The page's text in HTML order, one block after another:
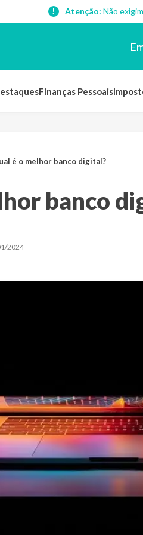
Atenção: Não
Finanças Pessoais
é o melhor banco digital?
banco
2024